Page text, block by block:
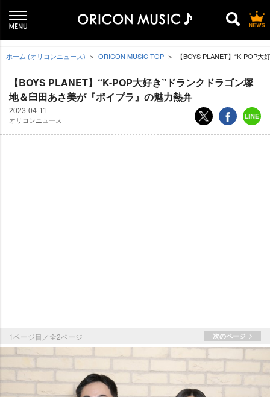
ホーム (オリコンニュース) ORICON MUSIC TOP 【BOYS PLANET】“K-POP
【BOYS PLANET】“K-POP大好き”ドランクドラゴン塚
地＆臼田あさ美が『ボイプラ』の魅力熱弁
2023-04-11
オリコンニュース
1ページ目／全2ページ 次のページ